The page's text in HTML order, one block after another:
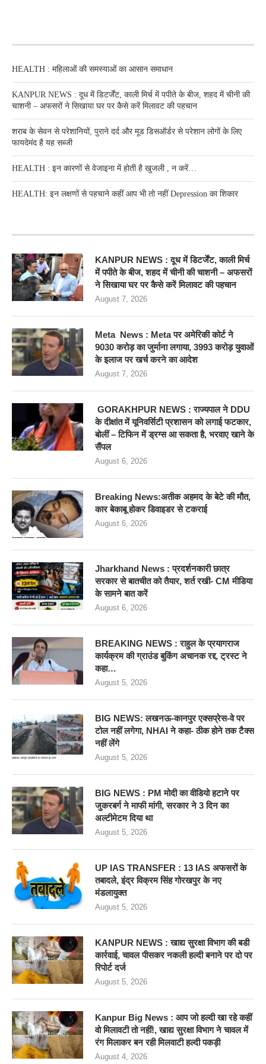
HEALTH : महिलाओं की समस्‍याओं का आसान समाधान
KANPUR NEWS : दूध में डिटर्जेंट, काली मिर्च में पपीते के बीज, शहद में चीनी की
चाशनी – अफसरों ने सिखाया घर पर कैसे करें मिलावट की पहचान
शराब के सेवन से परेशानियों, पुराने दर्द और मूड डिसऑर्डर से परेशान लोगों के लिए
फायदेमंद है यह सब्जी
HEALTH : इन कारणों से वेजाइना में होती है खुजली , न करें…
HEALTH: इन लक्षणों से पहचाने कहीं आप भी तो नहीं Depression का शिकार
KANPUR NEWS : दूध में डिटर्जेंट, काली मिर्च
में पपीते के बीज, शहद में चीनी की चाशनी – अफसरों
ने सिखाया घर पर कैसे करें मिलावट की पहचान
August 7, 2026
Meta News : Meta पर अमेरिकी कोर्ट ने
9030 करोड़ का जुर्माना लगाया, 3993 करोड़ युवाओं
के इलाज पर खर्च करने का आदेश
August 7, 2026
GORAKHPUR NEWS : राज्यपाल ने DDU
के दीक्षांत में यूनिवर्सिटी प्रशासन को लगाई फटकार,
बोलीं – टिफिन में ड्रग्स आ सकता है, भरवाए खाने के
सैंपल
August 6, 2026
Breaking News:अतीक अहमद के बेटे की मौत,
कार बेकाबू होकर डिवाइडर से टकराई
August 6, 2026
Jharkhand News : प्रदर्शनकारी छात्र
सरकार से बातचीत को तैयार, शर्त रखी- CM मीडिया
के सामने बात करें
August 6, 2026
BREAKING NEWS : राहुल के प्रयागराज
कार्यक्रम की ग्राउंड बुकिंग अचानक रद्द, ट्रस्ट ने
कहा…
August 5, 2026
BIG NEWS: लखनऊ-कानपुर एक्सप्रेस-वे पर
टोल नहीं लगेगा, NHAI ने कहा- ठीक होने तक टैक्स
नहीं लेंगे
August 5, 2026
BIG NEWS : PM मोदी का वीडियो हटाने पर
जुकरबर्ग ने माफी मांगी, सरकार ने 3 दिन का
अल्टीमेटम दिया था
August 5, 2026
UP IAS TRANSFER : 13 IAS अफसरों के
तबादले, इंद्र विक्रम सिंह गोरखपुर के नए
मंडलायुक्त
August 5, 2026
KANPUR NEWS : खाद्य सुरक्षा विभाग की बडी
कार्रवाई, चावल पीसकर नकली हल्दी बनाने पर दो पर
रिपोर्ट दर्ज
August 5, 2026
Kanpur Big News : आप जो हल्दी खा रहे कहीं
वो मिलावटी तो नहीं!, खाद्य सुरक्षा विभाग ने चावल में
रंग मिलाकर बन रही मिलवाटी हल्दी पकड़ी
August 4, 2026